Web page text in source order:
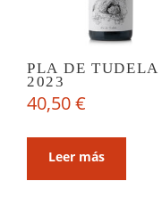
PLA DE TUDELA
2023
40,50€
Leer más